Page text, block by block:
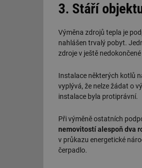
3. Stáří
Výměna zdrojů tepla je
nahlášen trvalý pobyt.
zdroje v ještě
Instalace některých kotlů
vyplývá, že nelze žádat o
instalace byla protiprávní.
Při výměně ostatních
nemovitostí alespoň dva
v průkazu energetické
čerpadlo.